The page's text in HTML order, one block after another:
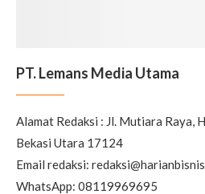
PT. Lemans Media Utama
Alamat Redaksi : Jl. Mutiara Raya,
Bekasi Utara 17124
Email redaksi:
WhatsApp: 08119969695